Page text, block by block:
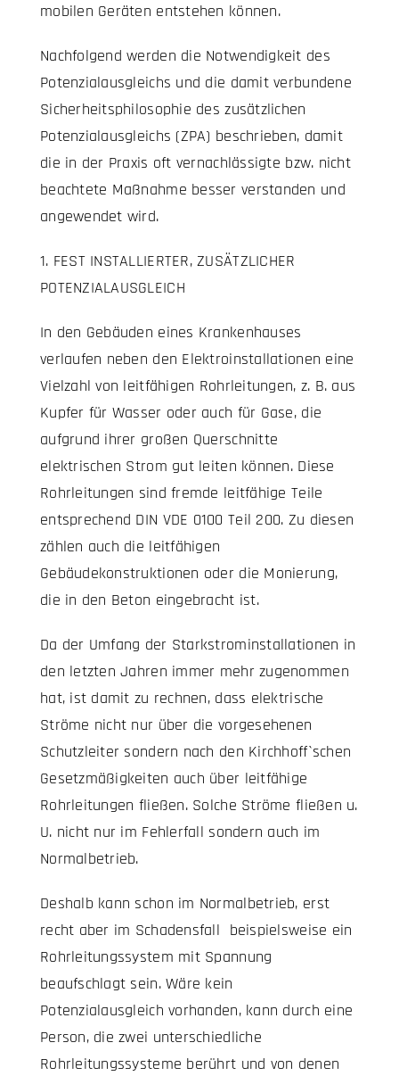
mobilen Geräten entstehen können.
Nachfolgend werden die Notwendigkeit des
Potenzialausgleichs und die damit verbundene
Sicherheitsphilosophie des zusätzlichen
Potenzialausgleichs (ZPA) beschrieben, damit
die in der Praxis oft vernachlässigte bzw. nicht
beachtete Maßnahme besser verstanden und
angewendet wird.
1. FEST INSTALLIERTER, ZUSÄTZLICHER
POTENZIALAUSGLEICH
In den Gebäuden eines Krankenhauses
verlaufen neben den Elektroinstallationen eine
Vielzahl von leitfähigen Rohrleitungen, z. B. aus
Kupfer für Wasser oder auch für Gase, die
aufgrund ihrer großen Querschnitte
elektrischen Strom gut leiten können. Diese
Rohrleitungen sind fremde leitfähige Teile
entsprechend DIN VDE 0100 Teil 200. Zu diesen
zählen auch die leitfähigen
Gebäudekonstruktionen oder die Monierung,
die in den Beton eingebracht ist.
Da der Umfang der Starkstrominstallationen in
den letzten Jahren immer mehr zugenommen
hat, ist damit zu rechnen, dass elektrische
Ströme nicht nur über die vorgesehenen
Schutzleiter sondern nach den Kirchhoff`schen
Gesetzmäßigkeiten auch über leitfähige
Rohrleitungen fließen. Solche Ströme fließen u.
U. nicht nur im Fehlerfall sondern auch im
Normalbetrieb.
Deshalb kann schon im Normalbetrieb, erst
recht aber im Schadensfall beispielsweise ein
Rohrleitungssystem mit Spannung
beaufschlagt sein. Wäre kein
Potenzialausgleich vorhanden, kann durch eine
Person, die zwei unterschiedliche
Rohrleitungssysteme berührt und von denen